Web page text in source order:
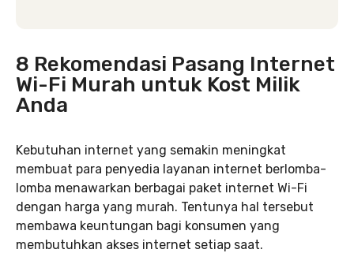
8 Rekomendasi Pasang Internet
Wi-Fi Murah untuk Kost Milik
Anda
Kebutuhan internet yang semakin meningkat
membuat para penyedia layanan internet berlomba-
lomba menawarkan berbagai paket internet Wi-Fi
dengan harga yang murah. Tentunya hal tersebut
membawa keuntungan bagi konsumen yang
membutuhkan akses internet setiap saat.